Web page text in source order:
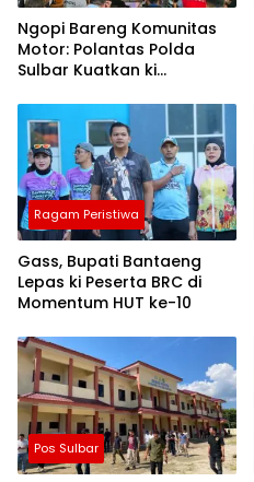
Ngopi Bareng Komunitas
Motor: Polantas Polda
Sulbar Kuatkan ki
Keselamatan
Ragam Peristiwa
Gass, Bupati Bantaeng
Lepas ki Peserta BRC di
Momentum HUT ke-10
Pos Sulbar